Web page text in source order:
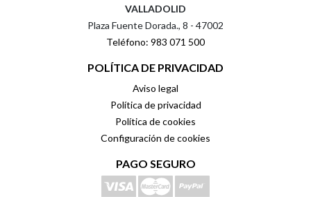
VALLADOLID
Plaza Fuente Dorada., 8 - 47002
Teléfono: 983 071 500
POLÍTICA DE PRIVACIDAD
Aviso legal
Política de privacidad
Política de cookies
Configuración de cookies
PAGO SEGURO